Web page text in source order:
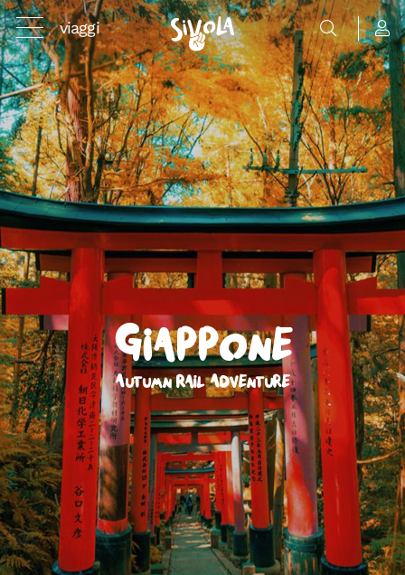
viaggi
Giappone
Autumn Rail Adventure